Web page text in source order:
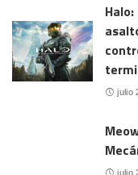
julio
julio